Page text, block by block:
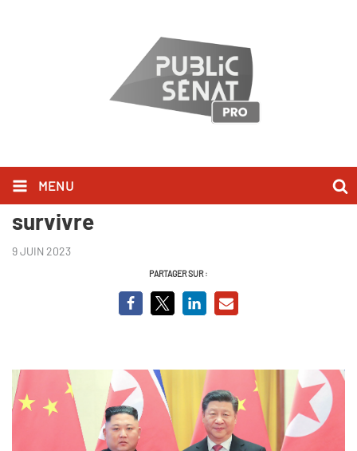
MENU
Corée du Nord, un plan pour
survivre
9 JUIN 2023
PARTAGER SUR :